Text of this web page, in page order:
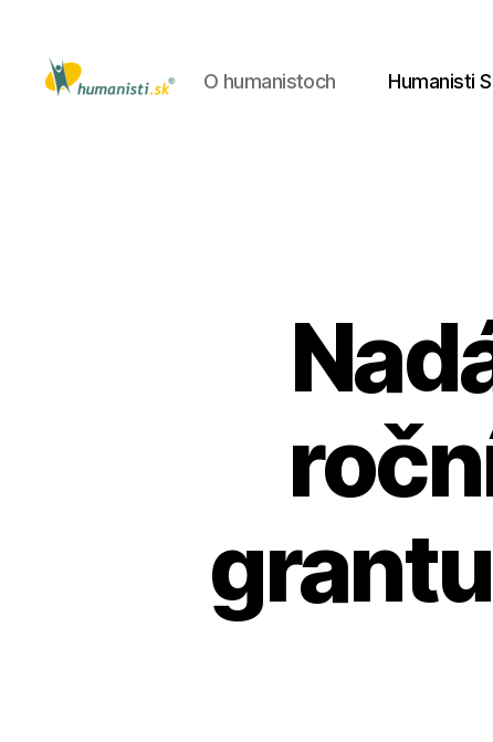
O humanistoch Humanisti